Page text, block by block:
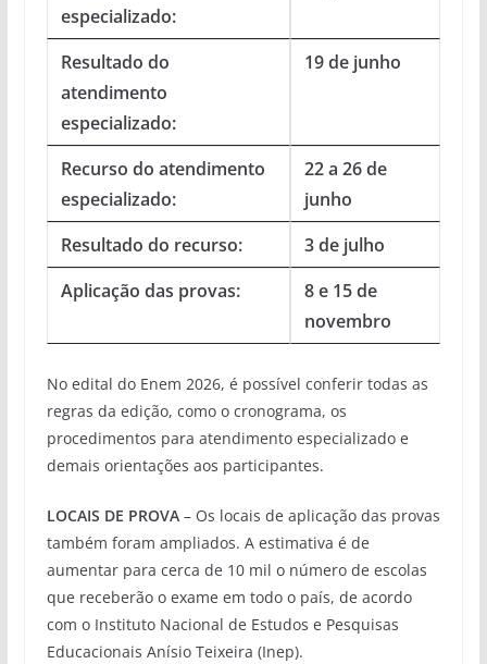
especializado:
Resultado do
atendimento
especializado:
19 de junho
Recurso do atendimento
especializado:
22 a 26 de
junho
Resultado do recurso:
3 de julho
Aplicação das provas:
8 e 15 de
novembro
No edital do Enem 2026, é possível conferir todas as
regras da edição, como o cronograma, os
procedimentos para atendimento especializado e
demais orientações aos participantes.
LOCAIS DE PROVA – Os locais de aplicação das provas
também foram ampliados. A estimativa é de
aumentar para cerca de 10 mil o número de escolas
que receberão o exame em todo o país, de acordo
com o Instituto Nacional de Estudos e Pesquisas
Educacionais Anísio Teixeira (Inep).